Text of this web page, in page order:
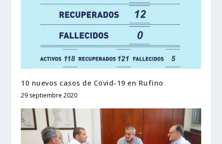
10 nuevos casos de Covid-19 en Rufino
29 septiembre 2020